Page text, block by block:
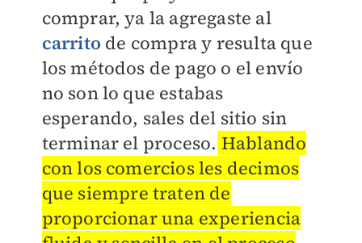
comprar, ya la agregaste al
carrito de compra y resulta que
los métodos de pago o el envío
no son lo que estabas
esperando, sales del sitio sin
terminar el proceso. Hablando
con los comercios les decimos
que siempre traten de
proporcionar una experiencia